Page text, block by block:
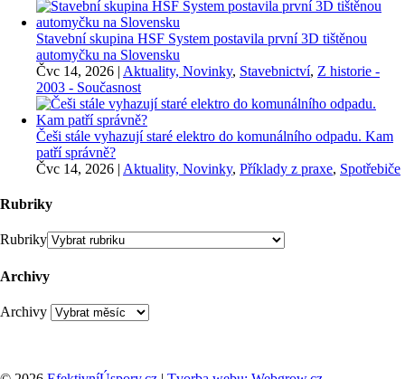
Stavební skupina HSF System postavila první 3D tištěnou
automyčku na Slovensku
Čvc 14, 2026 | Aktuality, Novinky, Stavebnictví, Z historie -
2003 - Současnost
Češi stále vyhazují staré elektro do komunálního odpadu. Kam
patří správně?
Čvc 14, 2026 | Aktuality, Novinky, Příklady z praxe, Spotřebiče
Rubriky
Rubriky
Archivy
Archivy